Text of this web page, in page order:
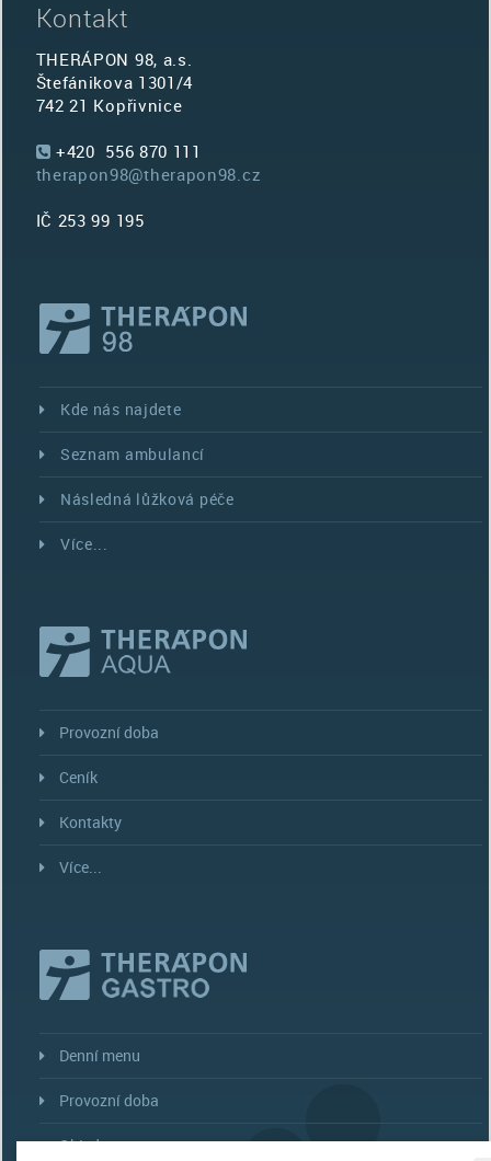
Kontakt
THERÁPON 98, a.s.
Štefánikova 1301/4
742 21 Kopřivnice
+420 556 870 111
therapon98@therapon98.cz
IČ 253 99 195
Kde nás najdete
Seznam ambulancí
Následná lůžková péče
Více...
Provozní doba
Ceník
Kontakty
Více...
Denní menu
Provozní doba
Objednat menu